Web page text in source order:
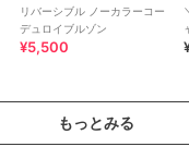
リバーシブル ノーカラーコー
デュロイブルゾン
¥5,500
もっとみる